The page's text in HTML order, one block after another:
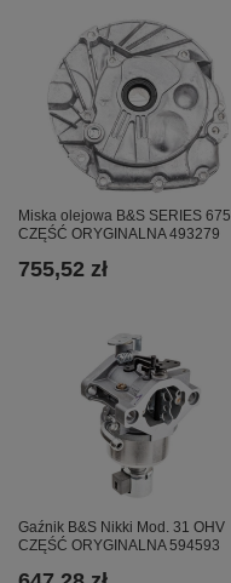
Miska olejowa B&S SERIES 675
CZĘŚĆ ORYGINALNA 493279
755,52 zł
Gaźnik B&S Nikki Mod. 31 OHV
CZĘŚĆ ORYGINALNA 594593